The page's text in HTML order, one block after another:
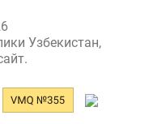
Узбекистан,